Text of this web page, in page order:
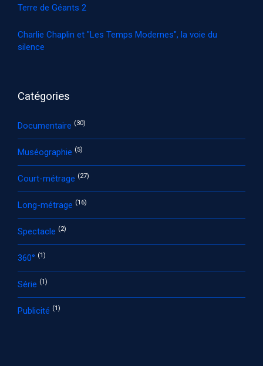
Terre de Géants 2
Charlie Chaplin et "Les Temps Modernes", la voie du
silence
Catégories
Documentaire (30)
Muséographie (5)
Court-métrage (27)
Long-métrage (16)
Spectacle (2)
360° (1)
Série (1)
Publicité (1)